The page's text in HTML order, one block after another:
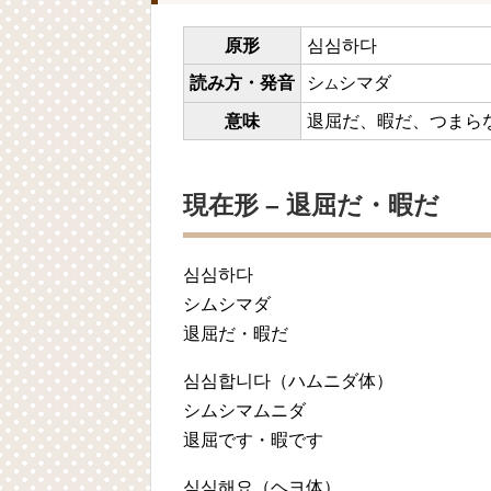
原形
심심하다
読み方・発音
シ ム シマダ
意味 退屈だ、暇だ、つまら
現在形 – 退屈だ・暇だ
심심하다
シムシマダ
退屈だ・暇だ
심심합니다 （ハムニダ体）
シムシマムニダ
退屈です・暇です
심심해요 （ヘヨ体）